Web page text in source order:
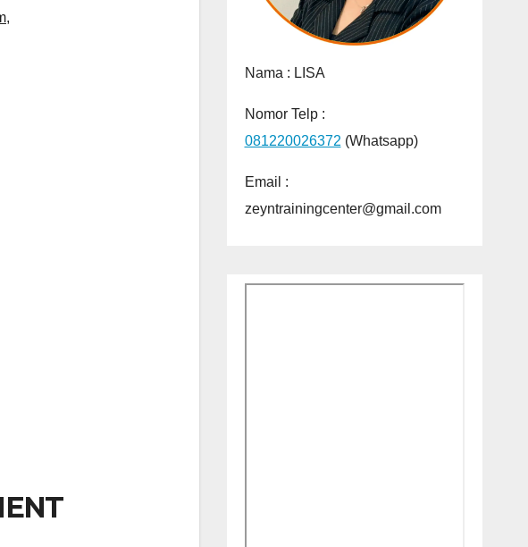
,
Nama : LISA
Nomor Telp :
081220026372 (Whatsapp)
Email :
zeyntrainingcenter@gmail.com